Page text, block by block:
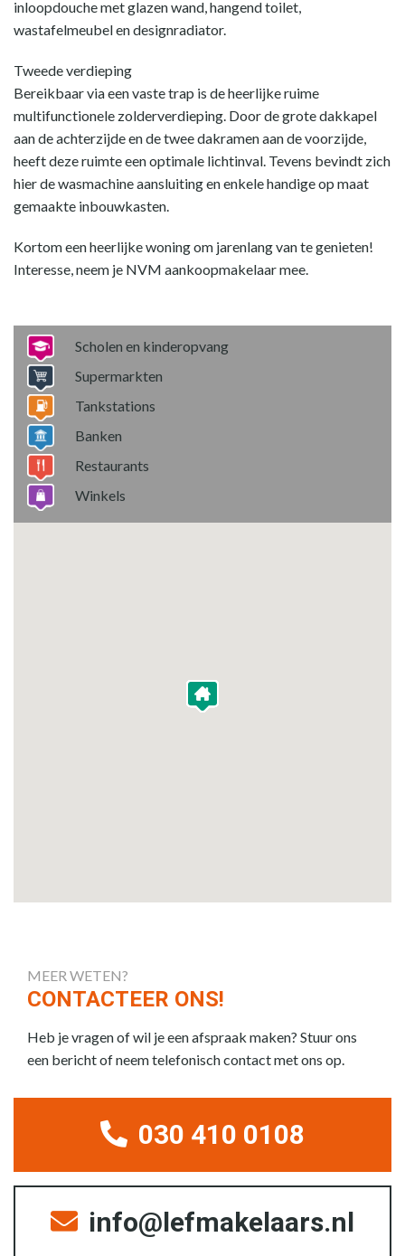
inloopdouche met glazen wand, hangend toilet,
wastafelmeubel en designradiator.
Tweede verdieping
Bereikbaar via een vaste trap is de heerlijke ruime
multifunctionele zolderverdieping. Door de grote dakkapel
aan de achterzijde en de twee dakramen aan de voorzijde,
heeft deze ruimte een optimale lichtinval. Tevens bevindt zich
hier de wasmachine aansluiting en enkele handige op maat
gemaakte inbouwkasten.
Kortom een heerlijke woning om jarenlang van te genieten!
Interesse, neem je NVM aankoopmakelaar mee.
Scholen en kinderopvang
Supermarkten
Tankstations
Banken
Restaurants
Winkels
MEER WETEN?
CONTACTEER ONS!
Heb je vragen of wil je een afspraak maken? Stuur ons
een bericht of neem telefonisch contact met ons op.
030 410 0108
info@lefmakelaars.nl